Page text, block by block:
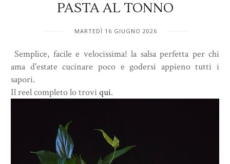
PASTA AL TONNO
MARTEDÌ 16 GIUGNO 2026
Semplice, facile e velocissima! la salsa perfetta per chi
ama d'estate cucinare poco e godersi appieno tutti i
sapori.
Il reel completo lo troviqui.